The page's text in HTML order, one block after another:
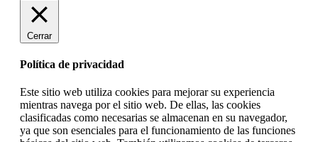
Cerrar
Política de privacidad
Este sitio web utiliza cookies para mejorar su experiencia
mientras navega por el sitio web. De ellas, las cookies
clasificadas como necesarias se almacenan en su navegador,
ya que son esenciales para el funcionamiento de las funciones